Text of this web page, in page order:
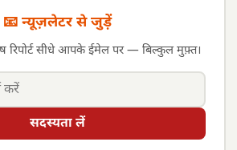
📧 न्यूज़लेटर से जुड़ें
रिपोर्ट सीधे आपके ईमेल पर — बिल्कुल मुफ़्त।
सदस्यता लें